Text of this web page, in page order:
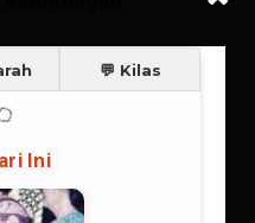
“dalam Kristus, mati adalah
dengan supranalar.